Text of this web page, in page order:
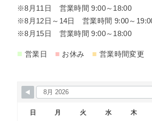
※8月11日 営業時間 9:00～18:00
※8月12日～14日 営業時間 9:00～
※8月15日 営業時間 9:00～18:00
■ 営業日 ■ お休み ■ 営業時間変更
日 月 火 水 木